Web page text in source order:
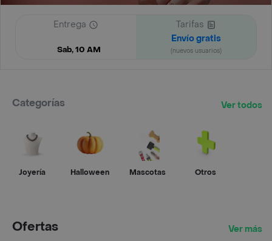
Entrega
Sab, 10 AM
Tarifas
Envío gratis
(nuevos usuarios)
Categorías Ver todos
Joyería Halloween Mascotas Otros
Ofertas Ver más